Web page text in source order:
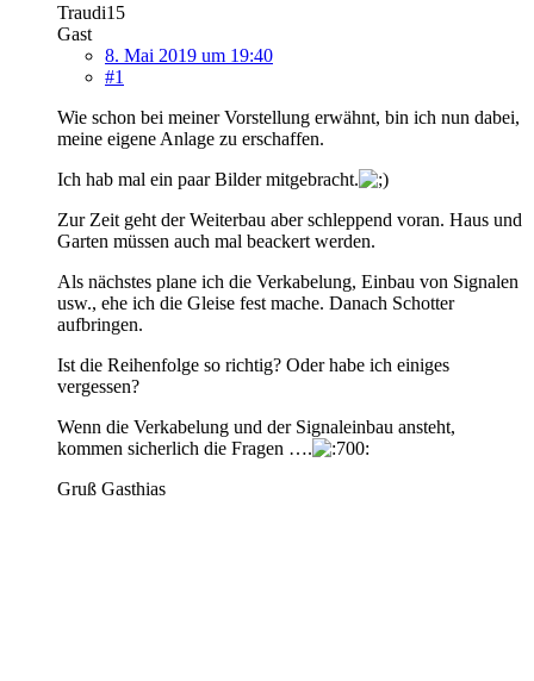
Traudi15
Gast
8. Mai 2019 um 19:40
#1
Wie schon bei meiner Vorstellung erwähnt, bin ich nun dabei,
meine eigene Anlage zu erschaffen.
Ich hab mal ein paar Bilder mitgebracht.
Zur Zeit geht der Weiterbau aber schleppend voran. Haus und
Garten müssen auch mal beackert werden.
Als nächstes plane ich die Verkabelung, Einbau von Signalen
usw., ehe ich die Gleise fest mache. Danach Schotter
aufbringen.
Ist die Reihenfolge so richtig? Oder habe ich einiges
vergessen?
Wenn die Verkabelung und der Signaleinbau ansteht,
kommen sicherlich die Fragen ….
Gruß Gasthias